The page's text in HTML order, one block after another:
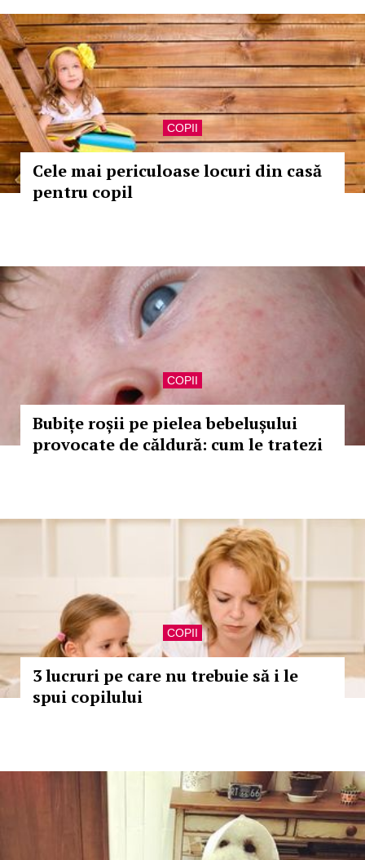
COPII
Cele mai periculoase locuri din casă
pentru copil
COPII
Bubițe roșii pe pielea bebelușului
provocate de căldură: cum le tratezi
COPII
3 lucruri pe care nu trebuie să i le
spui copilului